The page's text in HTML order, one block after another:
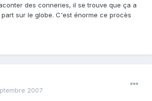
des conneries, il se trouve que ça a
sur le globe. C'est énorme ce procès
2007